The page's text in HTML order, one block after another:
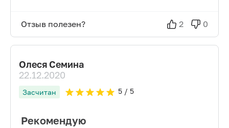
Отзыв полезен? 2 0
Олеся Семина
22.12.2020
Засчитан 5/ 5
Рекомендую